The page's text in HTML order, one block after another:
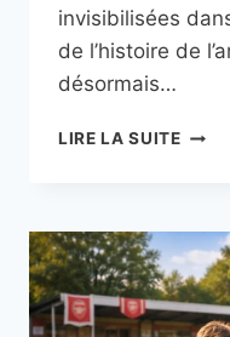
invisibilisées
de l’histoire de
désormais…
LIRE LA SUITELES
DE
LA